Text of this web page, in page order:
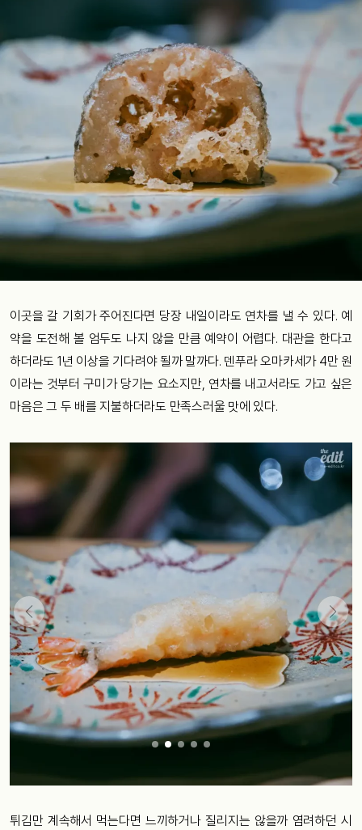
이곳을 갈 기회가 주어진다면 당장 내일이라도 연차를 낼 수 있다. 예
약을 도전해 볼 엄두도 나지 않을 만큼 예약이 어렵다. 대관을 한다고
하더라도 1년 이상을 기다려야 될까 말까다. 덴푸라 오마카세가 4만 원
이라는 것부터 구미가 당기는 요소지만, 연차를 내고서라도 가고 싶은
마음은 그 두 배를 지불하더라도 만족스러울 맛에 있다.
튀김만 계속해서 먹는다면 느끼하거나 질리지는 않을까 염려하던 시